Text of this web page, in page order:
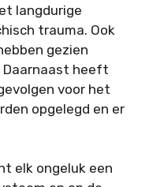
langdurige
trauma. Ook
gezien
Daarnaast heeft
voor het
opgelegd en er
elk ongeluk een